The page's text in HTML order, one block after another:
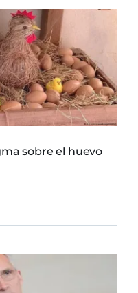
sobre el huevo